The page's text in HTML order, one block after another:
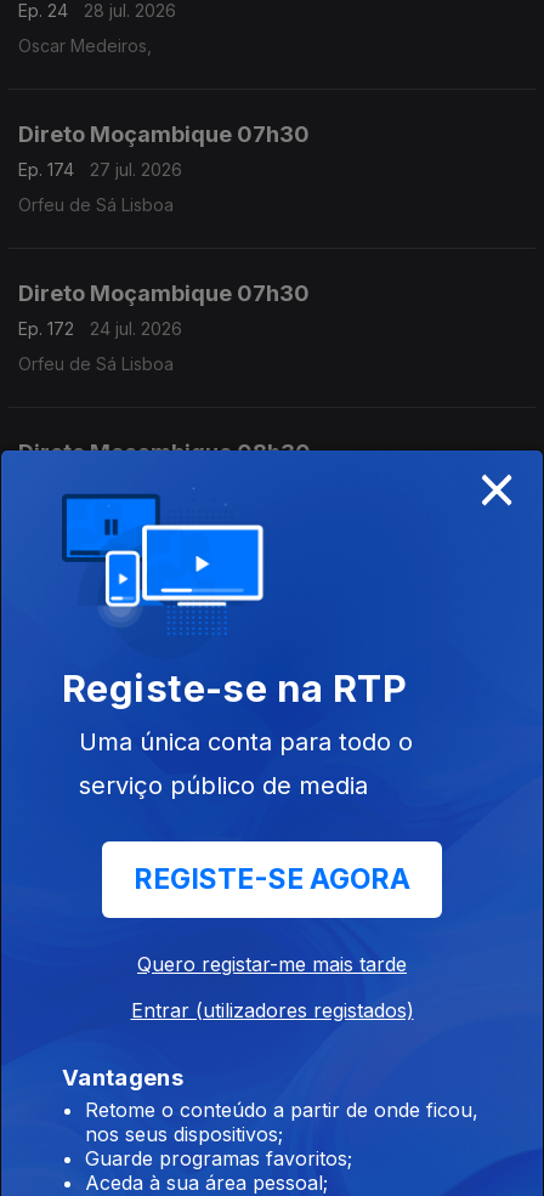
Ep. 24
28 jul. 2026
Oscar Medeiros,
Direto Moçambique 07h30
Ep. 174
27 jul. 2026
Orfeu de Sá Lisboa
Direto Moçambique 07h30
Ep. 172
24 jul. 2026
Orfeu de Sá Lisboa
Direto Moçambique 08h30
Orfeu de Sá Lisboa
Direto Moçambique 07h30
Orfeu de Sá Lisboa
Direto Moçambique 07h30
22 jul. 2026
Orfeu de Sá Lisboa
21 jul. 2026
Orfeu de Sá Lisboa
Direto São Tomé e Príncipe 08h30
21 jul. 2026
Oscar Medeiros
×
Registe-se na RTP
Uma única conta para todo o
serviço público de media
REGISTE-SE AGORA
Quero registar-me mais tarde
Entrar (utilizadores registados)
Vantagens
Retome o conteúdo a partir de onde ficou,
nos seus dispositivos;
Guarde programas favoritos;
Aceda à sua área pessoal;